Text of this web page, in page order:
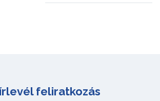
feliratkozás